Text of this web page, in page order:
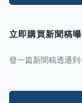
立即購買新聞稿
發一篇新聞稿透通